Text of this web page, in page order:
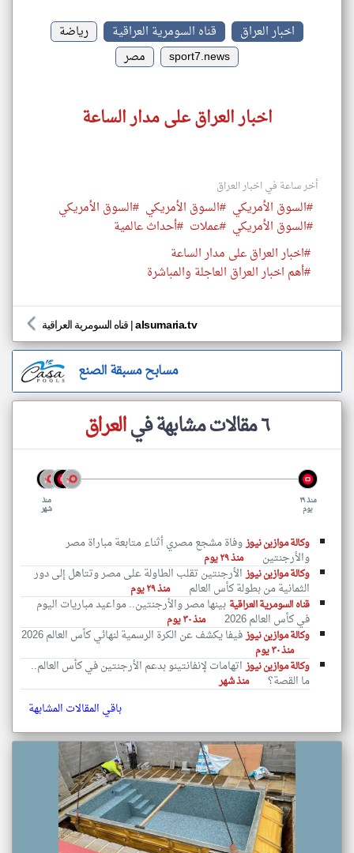
اخبار العراق قناه السومرية العراقية
رياضة
sport7.news
مصر
اخبار العراق على مدار الساعة
أخر ساعة في اخبار العراق
#السوق الأمريكي #السوق الأمريكي #السوق الأمريكي
#السوق الأمريكي #عملات #أحداث عالمية
#اخبار العراق على مدار الساعة
#أهم اخبار العراق العاجلة والمباشرة
قناه السومرية العراقية |alsumaria.tv
مسابح مسبقة الصنع
٦ مقالات مشابهة في العراق
منذ
شهر
منذ ٢٩
يوم
وكالة موازين نيوزوفاة مشجع مصري أثناء متابعة مباراة مصر
والأرجنتين
منذ ٢٩ يوم
وكالة موازين نيوز الأرجنتين تقلب الطاولة على مصر وتتاهل إلى دور
الثمانية من بطولة كأس العالم
منذ ٢٩ يوم
قناه السومرية العراقية بينها مصر والأرجنتين.. مواعيد مباريات اليوم
في كأس العالم 2026
منذ ٣٠ يوم
وكالة موازين نيوزفيفا يكشف عن الكرة الرسمية لنهائي كأس العالم 2026
منذ ٣٠ يوم
وكالة موازين نيوز اتهامات لإنفانتينو بدعم الأرجنتين في كأس العالم..
ما القصة؟ منذ شهر
باقي المقالات المشابهة